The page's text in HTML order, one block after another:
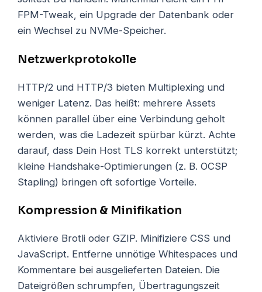
FPM-Tweak, ein Upgrade der Datenbank oder
ein Wechsel zu NVMe-Speicher.
Netzwerkprotokolle
HTTP/2 und HTTP/3 bieten Multiplexing und
weniger Latenz. Das heißt: mehrere Assets
können parallel über eine Verbindung geholt
werden, was die Ladezeit spürbar kürzt. Achte
darauf, dass Dein Host TLS korrekt unterstützt;
kleine Handshake-Optimierungen (z. B. OCSP
Stapling) bringen oft sofortige Vorteile.
Kompression & Minifikation
Aktiviere Brotli oder GZIP. Minifiziere CSS und
JavaScript. Entferne unnötige Whitespaces und
Kommentare bei ausgelieferten Dateien. Die
Dateigrößen schrumpfen, Übertragungszeit